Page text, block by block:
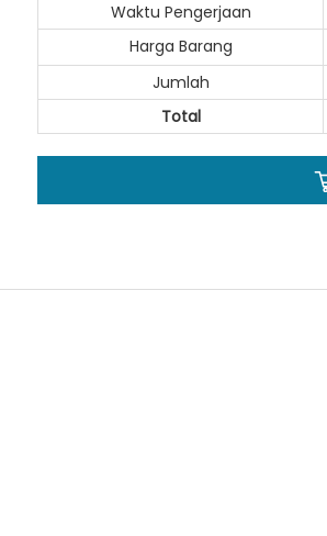
Waktu Pengerjaan
Harga Barang
Jumlah
Total